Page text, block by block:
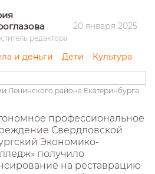
редактора
20 января 2025
и деньги Дети Культура
Ленинского района Екатеринбурга
профессиональное
Свердловской
Экономико-
получило
на реставрацию